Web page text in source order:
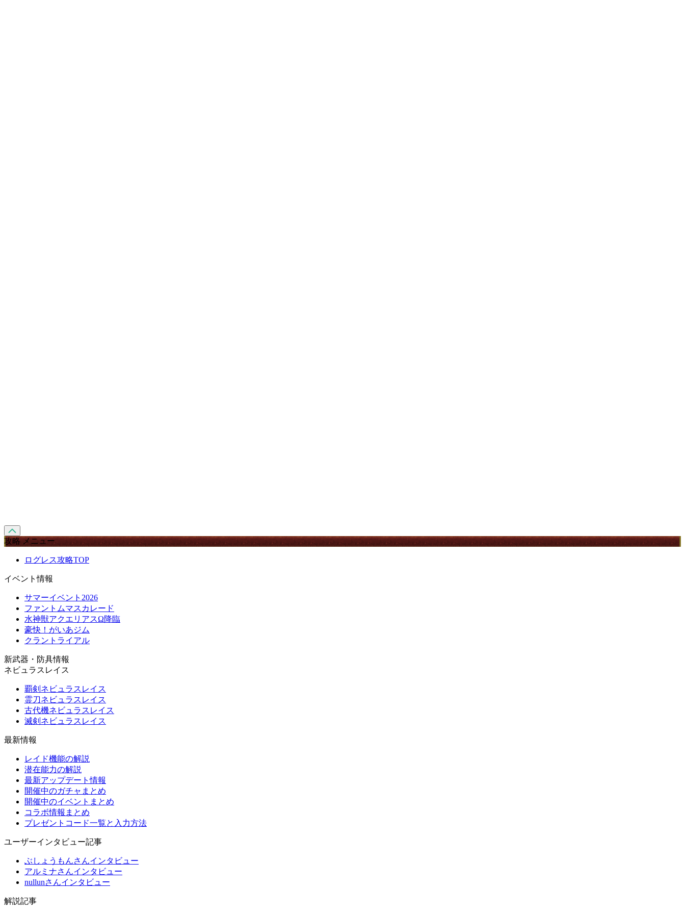
攻略 メニュー
ログレス攻略TOP
イベント情報
サマーイベント2026
ファントムマスカレード
水神獣アクエリアスΩ降臨
豪快！がいあジム
クラントライアル
新武器・防具情報
ネビュラスレイス
覇剣ネビュラスレイス
霊刀ネビュラスレイス
古代機ネビュラスレイス
滅剣ネビュラスレイス
最新情報
レイド機能の解説
潜在能力の解説
最新アップデート情報
開催中のガチャまとめ
開催中のイベントまとめ
コラボ情報まとめ
プレゼントコード一覧と入力方法
ユーザーインタビュー記事
ぶしょうもんさんインタビュー
アルミナさんインタビュー
nullunさんインタビュー
解説記事